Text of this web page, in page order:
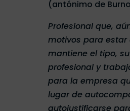
(antónimo de
Profesional que,
motivos para estar
mantiene el tipo,
profesional y
para la empresa
lugar de
autojustificarse